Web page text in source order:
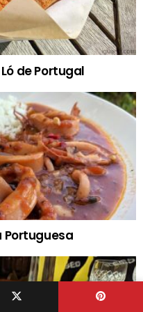
de Portugal
Portuguesa